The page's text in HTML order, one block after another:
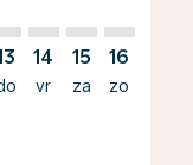
14
vr
15
za
16
zo